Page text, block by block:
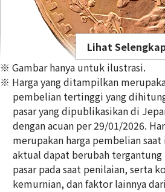
21K gold (K21) Mexico 50 peso
1,6g
Referensi Harga Buyback
Rp 4.243.155
Lihat
※ Gambar hanya untuk ilustrasi.
※ Harga yang ditampilkan
pembelian tertinggi yang
pasar yang dipublikasikan di
dengan acuan per 29/01/2026.
merupakan harga pembelian
aktual dapat berubah tergantung
pasar pada saat penilaian, serta
kemurnian, dan faktor lainnya